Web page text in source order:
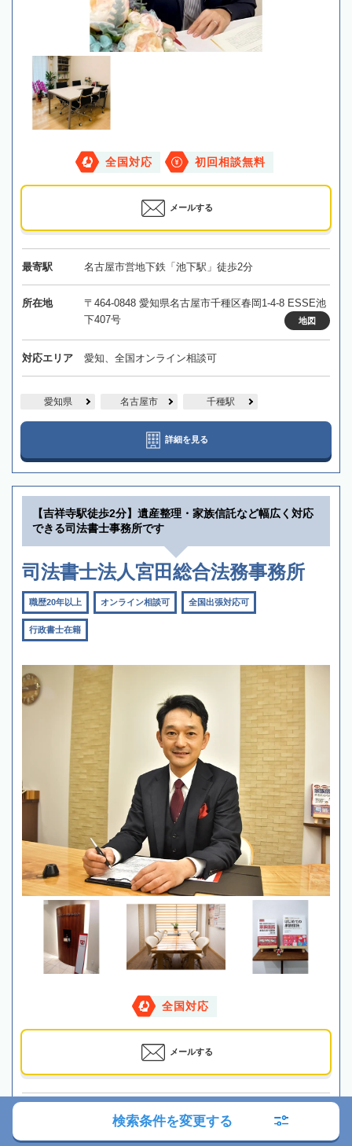
全国対応 初回相談無料
メールする
最寄駅 名古屋市営地下鉄「池下駅」徒歩2分
所在地
〒464-0848 愛知県名古屋市千種区春岡1-4-8 ESSE池
下407号
地図
対応エリア 愛知、全国オンライン相談可
愛知県 名古屋市 千種駅
詳細を見る
【吉祥寺駅徒歩2分】遺産整理・家族信託など幅広く対応
できる司法書士事務所です
司法書士法人宮田総合法務事務所
職歴20年以上 オンライン相談可 全国出張対応可
行政書士在籍
全国対応
メールする
検索条件を変更する